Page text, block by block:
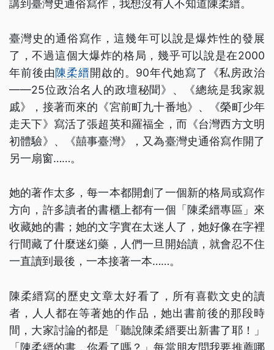
講到臺灣史通俗寫作，我想沒有人不知道陳柔縉。
臺灣史的通俗寫作，這幾年可以說是爆炸性的發展
了，不過這個大爆炸的格局，幾乎可以說是在2000
年前後由陳柔縉開啟的。90年代她寫了《私房政治
——25位政治名人的政壇秘聞》、《總統是我家親
戚》，接著而來的《宮前町九十番地》、《榮町少年
走天下》寫活了張超英和羅福全，而《台灣西方文明
初體驗》、《囍事臺灣》，又為臺灣史通俗寫作開了
另一扇窗……。
她的著作太多，每一本都開創了一個新的格局或寫作
方向，許多讀者的書櫃上都有一個「陳柔縉專區」來
收藏她的書；她的文字實在太迷人了，她好像在字裡
行間藏了什麼迷幻藥，人們一旦開始讀，就會忍不住
一直讀到最後，一本接著一本……。
陳柔縉寫的歷史文章太好看了，所有喜歡文史的讀
者，人人都在等著她的作品，她出書前後的那段時
間，大家討論的都是「聽說陳柔縉要出新書了耶！」
「陳柔縉的書，你看了嗎？」每當朋友問我要推薦哪